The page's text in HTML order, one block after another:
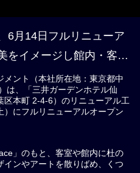
6月14日フルリニューア
をイメージし館内・客室
最適
ント（本社所在地：東京都中
は、「三井ガーデンホテル仙
区本町 2-4-6）のリニューアル工
にフルリニューアルオープン
」のもと、客室や館内に杜の
ンやアートを散りばめ、くつ